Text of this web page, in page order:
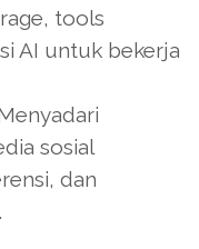
tools
AI untuk bekerja
sosial
dan